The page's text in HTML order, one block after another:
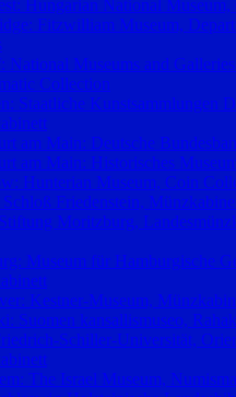
Hungarian National
Fitzwilliam Museum,
National Museums and
Collection
Staatliche Kunstsammlungen
am Main: Deutsche
am Main: Historisches
Hunterian Museum, Coin
Schloß Friedenstein,
Moritzburg,
Museum für Hamburgische
Kestner-Museum,
Suomen kansallismuseo,
Schiller-Universität,
The Israel Museum,